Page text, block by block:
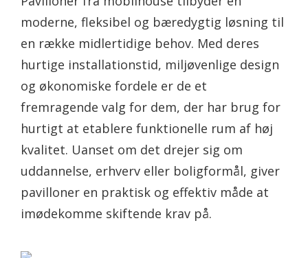
moderne, fleksibel og bæredygtig løsning til
en række midlertidige behov. Med deres
hurtige installationstid, miljøvenlige design
og økonomiske fordele er de et
fremragende valg for dem, der har brug for
hurtigt at etablere funktionelle rum af høj
kvalitet. Uanset om det drejer sig om
uddannelse, erhverv eller boligformål, giver
pavilloner en praktisk og effektiv måde at
imødekomme skiftende krav på.